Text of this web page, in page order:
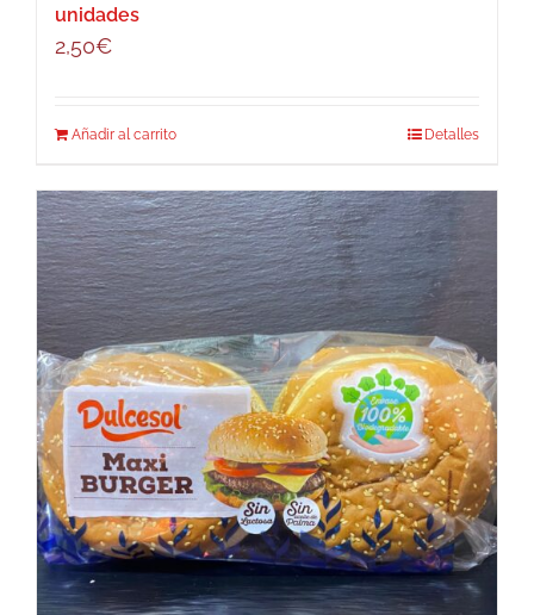
unidades
2,50€
Añadir al carrito Detalles